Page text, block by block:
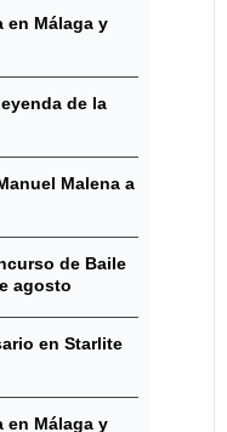
en Málaga y
de la
Malena a
de Baile
agosto
en Starlite
en Málaga y